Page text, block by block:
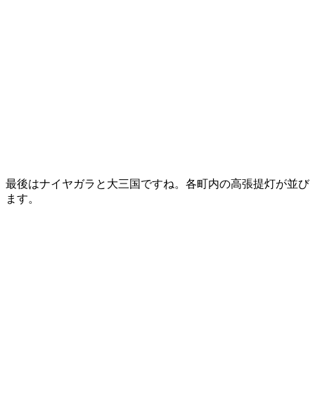
最後はナイヤガラと大三国ですね。各町内の高張提灯が並び
ます。